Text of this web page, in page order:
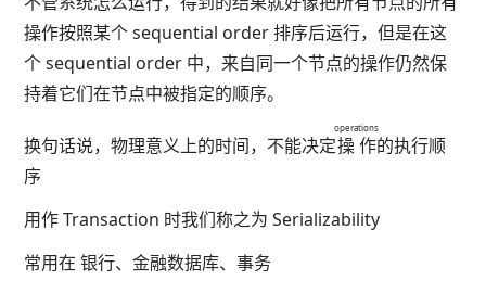
操作按照某个 sequential order 排序后运行，但是在这
个 sequential order 中，来自同一个节点的操作仍然保
持着它们在节点中被指定的顺序。
换句话说，物理意义上的时间，不能决定操作
operations
的执行顺
序
用作 Transaction 时我们称之为 Serializability
常用在 银行、金融数据库、事务